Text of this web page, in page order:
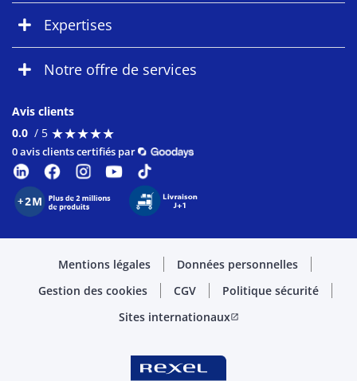
Expertises
Notre offre de services
Avis clients
0.0 / 5 ★★★★★
★★★★★
0 avis clients certifiés par
Mentions légales
Données personnelles
Gestion des cookies
CGV
Politique sécurité
Sites internationauxopen_in_new